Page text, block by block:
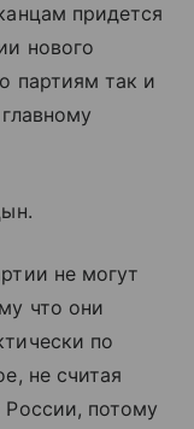
придется
нового
партиям так и
не могут
что они
по
не считая
потому